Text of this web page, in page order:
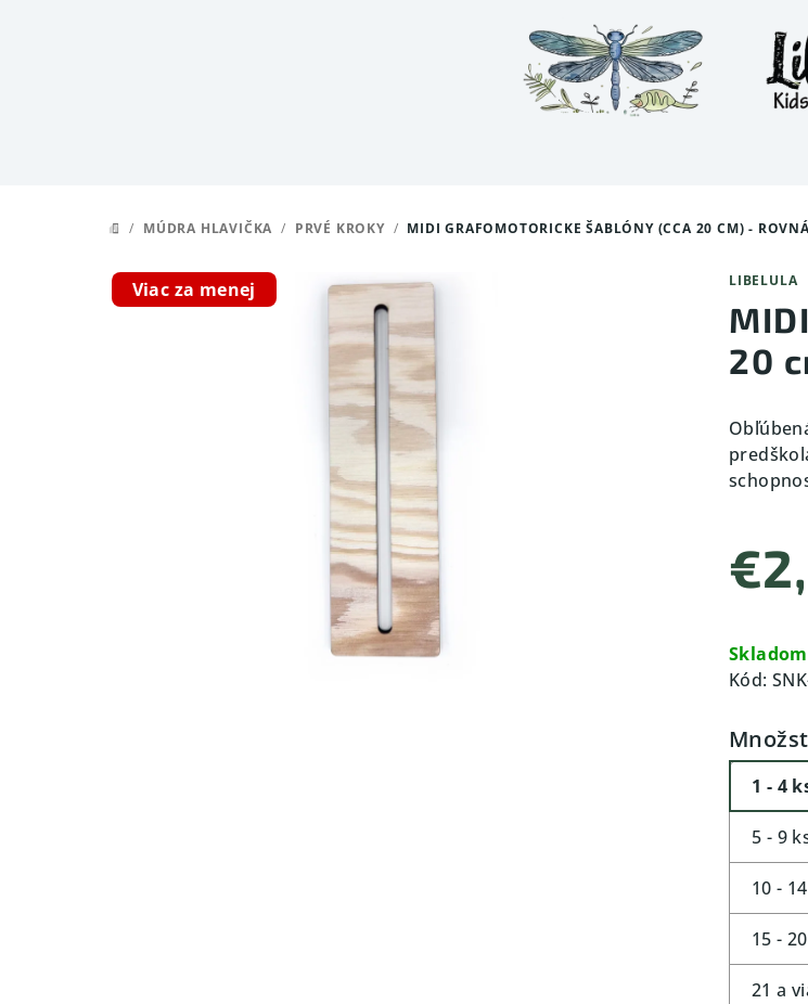
DOMOV
/ MÚDRA HLAVIČKA / PRVÉ KROKY / MIDI GRAFOMOTORICKE ŠABLÓNY (CCA 20 CM) -
LIBELULA
20
cena:
Kód:
1 - 4
5 - 9
10 -
15 -
21 a
Viac za menej